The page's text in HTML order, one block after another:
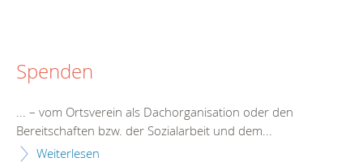
Spenden
... – vom Ortsverein als Dachorganisation oder den
Bereitschaften bzw. der Sozialarbeit und dem...
Weiterlesen